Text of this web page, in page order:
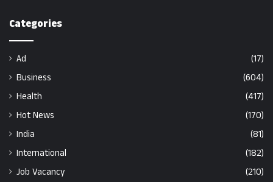
Categories
Ad
(17)
Business
(604)
Health
(417)
Hot News
(170)
India
(81)
International
(182)
Job Vacancy
(210)